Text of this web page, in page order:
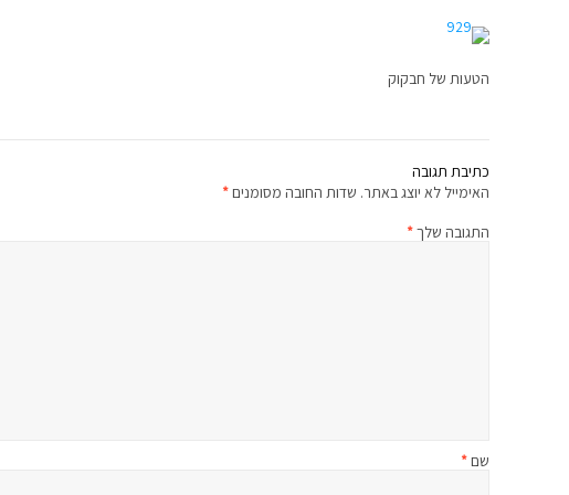
הטעות של חבקוק
כתיבת תגובה
האימייל לא יוצג באתר. שדות החובה מסומנים*
התגובה שלך*
שם*